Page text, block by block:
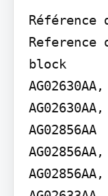
block
AG02856AA